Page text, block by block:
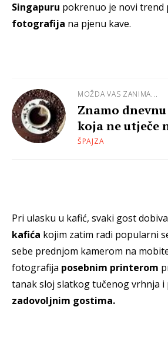
Singapuru pokrenuo je novi trend
fotografija na pjenu kave.
MOŽDA VAS ZANIMA...
Znamo
koja ne utječe
ŠPAJZA
Pri ulasku u kafić, svaki gost dobiva
kafića kojim zatim radi popularni
sebe prednjom kamerom na
fotografija posebnim printerom
tanak sloj slatkog tučenog vrhnja i
zadovoljnim gostima.